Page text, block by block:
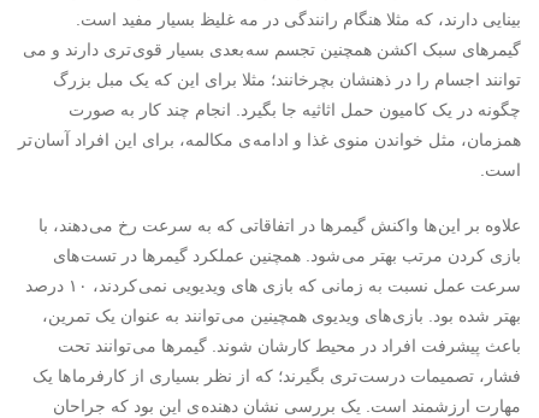
بینایی دارند، که مثلا هنگام رانندگی در مه غلیظ بسیار مفید است.
گیمرهای سبک اکشن همچنین تجسم سه بعدی بسیار قوی تری دارند و می
توانند اجسام را در ذهنشان بچرخانند؛ مثلا برای این که یک مبل بزرگ
چگونه در یک کامیون حمل اثاثیه جا بگیرد. انجام چند کار به صورت
همزمان، مثل خواندن منوی غذا و ادامه ی مکالمه، برای این افراد آسان تر
است.
علاوه بر این ها واکنش گیمرها در اتفاقاتی که به سرعت رخ می دهند، با
بازی کردن مرتب بهتر می شود. همچنین عملکرد گیمرها در تست های
سرعت عمل نسبت به زمانی که بازی های ویدیویی نمی کردند، ۱۰ درصد
بهتر شده بود. بازی های ویدیوی همچینین می توانند به عنوان یک تمرین،
باعث پیشرفت افراد در محیط کارشان شوند. گیمرها می توانند تحت
فشار، تصمیمات درست تری بگیرند؛ که از نظر بسیاری از کارفرما ها یک
مهارت ارزشمند است. یک بررسی نشان دهنده ی این بود که جراحان